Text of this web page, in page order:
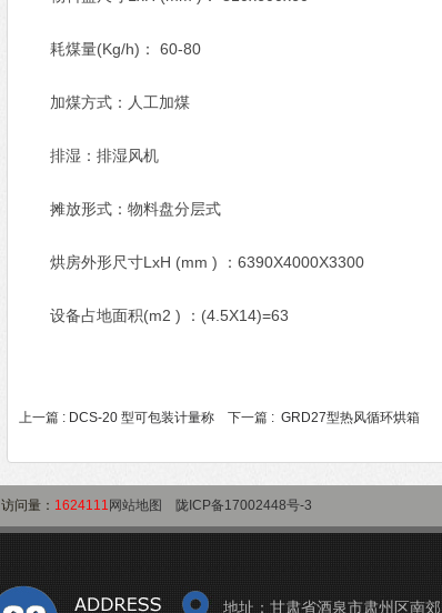
耗煤量(Kg/h)： 60-80
加煤方式：人工加煤
排湿：排湿风机
摊放形式：物料盘分层式
烘房外形尺寸LxH (mm ) ：6390X4000X3300
设备占地面积(m2 ) ：(4.5X14)=63
上一篇 : DCS-20 型可包装计量称 下一篇 : GRD27型热风循环烘箱
访问量： 1624111 网站地图 陇ICP备17002448号-3
地址：甘肃省酒泉市肃州区南郊